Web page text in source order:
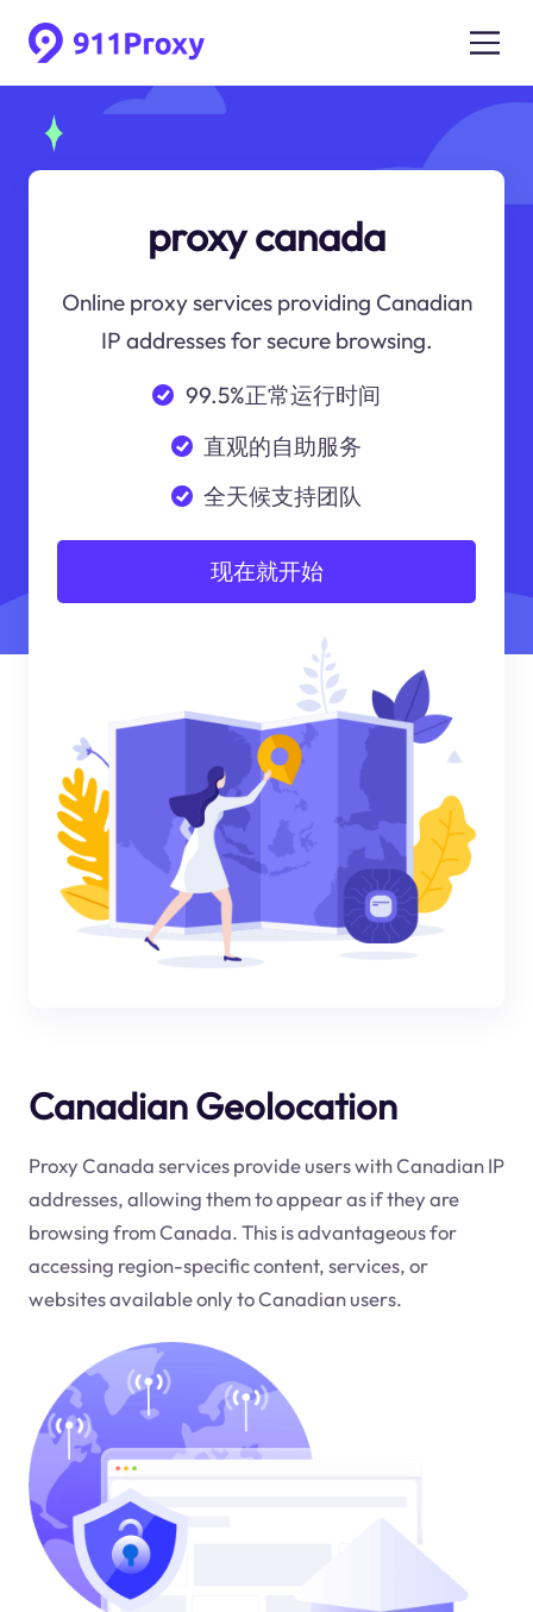
proxy canada
Online proxy services providing Canadian
IP addresses for secure browsing.
99.5%正常运行时间
直观的自助服务
全天候支持团队
现在就开始
Canadian Geolocation
Proxy Canada services provide users with Canadian IP
addresses, allowing them to appear as if they are
browsing from Canada. This is advantageous for
accessing region-specific content, services, or
websites available only to Canadian users.